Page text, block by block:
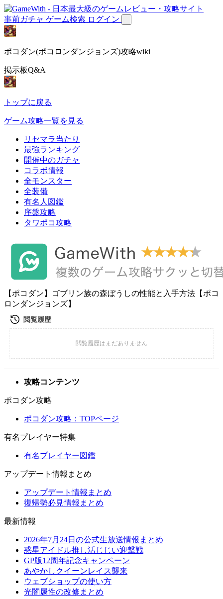
事前ガチャ ゲーム検索 ログイン
ポコダン(ポコロンダンジョンズ)攻略wiki
掲示板Q&A
トップに戻る
ゲーム攻略一覧を見る
リセマラ当たり
最強ランキング
開催中のガチャ
コラボ情報
全モンスター
全装備
有名人図鑑
序盤攻略
タワポコ攻略
【ポコダン】ゴブリン族の森ぼうしの性能と入手方法【ポコ
ロンダンジョンズ】
攻略コンテンツ
ポコダン攻略
ポコダン攻略：TOPページ
有名プレイヤー特集
有名プレイヤー図鑑
アップデート情報まとめ
アップデート情報まとめ
復帰勢必見情報まとめ
最新情報
2026年7月24日の公式生放送情報まとめ
惑星アイドル推し活じじい迎撃戦
GP版12周年記念キャンペーン
あやかしクイーンレイス襲来
ウェブショップの使い方
光闇属性の改修まとめ